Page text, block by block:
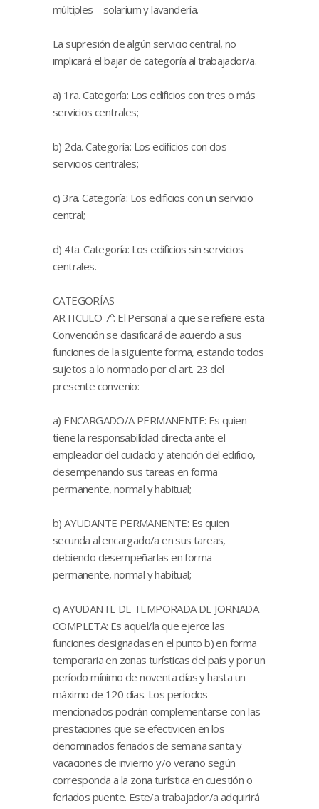
múltiples – solarium y lavandería.
La supresión de algún servicio central, no
implicará el bajar de categoría al trabajador/a.
a) 1ra. Categoría: Los edificios con tres o más
servicios centrales;
b) 2da. Categoría: Los edificios con dos
servicios centrales;
c) 3ra. Categoría: Los edificios con un servicio
central;
d) 4ta. Categoría: Los edificios sin servicios
centrales.
CATEGORÍAS
ARTICULO 7º: El Personal a que se refiere esta
Convención se clasificará de acuerdo a sus
funciones de la siguiente forma, estando todos
sujetos a lo normado por el art. 23 del
presente convenio:
a) ENCARGADO/A PERMANENTE: Es quien
tiene la responsabilidad directa ante el
empleador del cuidado y atención del edificio,
desempeñando sus tareas en forma
permanente, normal y habitual;
b) AYUDANTE PERMANENTE: Es quien
secunda al encargado/a en sus tareas,
debiendo desempeñarlas en forma
permanente, normal y habitual;
c) AYUDANTE DE TEMPORADA DE JORNADA
COMPLETA: Es aquel/la que ejerce las
funciones designadas en el punto b) en forma
temporaria en zonas turísticas del país y por un
período mínimo de noventa días y hasta un
máximo de 120 días. Los períodos
mencionados podrán complementarse con las
prestaciones que se efectivicen en los
denominados feriados de semana santa y
vacaciones de invierno y/o verano según
corresponda a la zona turística en cuestión o
feriados puente. Este/a trabajador/a adquirirá